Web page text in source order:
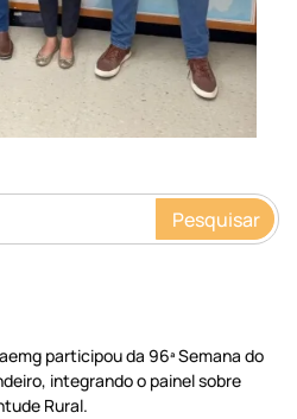
Pesquisar
participou da 96ª Semana do
integrando o painel sobre
Rural.